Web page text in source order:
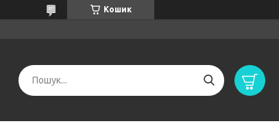
Кошик